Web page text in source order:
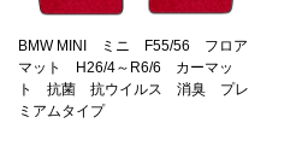
BMW MINI ミニ F55/56 フロア
マット H26/4～R6/6 カーマッ
ト 抗菌 抗ウイルス 消臭 プレ
ミアムタイプ